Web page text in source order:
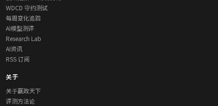
WDCD 守约测试
每周变化追踪
AI模型测评
Research Lab
AI资讯
RSS 订阅
关于
关于赢政天下
评测方法论